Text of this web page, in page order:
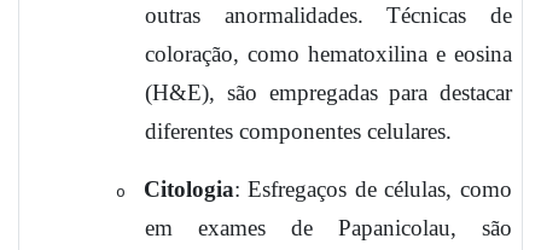
outras anormalidades. Técnicas de
coloração, como hematoxilina e eosina
(H&E), são empregadas para destacar
diferentes componentes celulares.
o Citologia: Esfregaços de células, como
em exames de Papanicolau, são